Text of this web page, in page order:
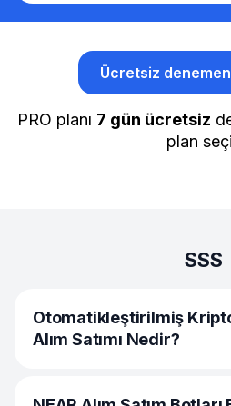
Ücretsiz
PRO planı 7 gün ücretsiz
plan
SSS
Otomatikleştirilmiş
Alım Satımı Nedir?
Otomatikleştirilmiş alım satım,